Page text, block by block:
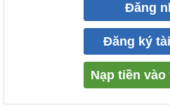
Đăng
Đăng ký
Nạp tiền vào